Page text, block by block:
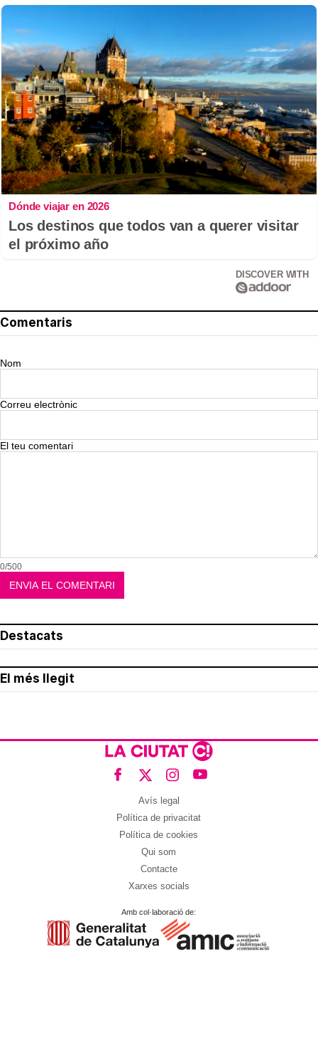
Dónde viajar en 2026
Los destinos que todos van a querer visitar
el próximo año
DISCOVER WITH
Comentaris
Nom
Correu electrònic
El teu comentari
0/500
Destacats
El més llegit
Avís legal
Política de privacitat
Política de cookies
Qui som
Contacte
Xarxes socials
Amb col·laboració de: